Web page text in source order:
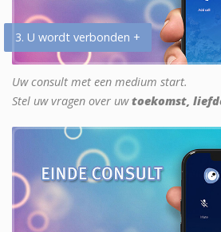
3. U wordt verbonden +
Uw consult met een medium start.
Stel uw vragen over uwtoekomst,